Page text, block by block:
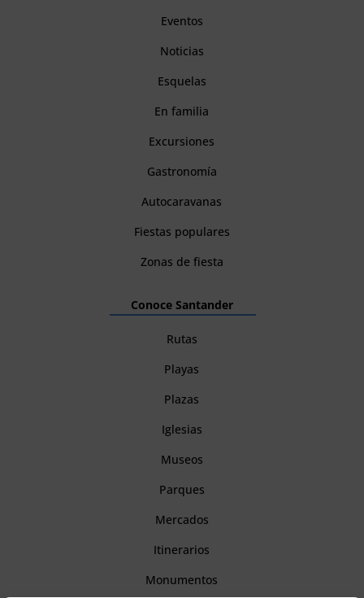
Eventos
Noticias
Esquelas
En familia
Excursiones
Gastronomía
Autocaravanas
Fiestas populares
Zonas de fiesta
Conoce Santander
Rutas
Playas
Plazas
Iglesias
Museos
Parques
Mercados
Itinerarios
Monumentos